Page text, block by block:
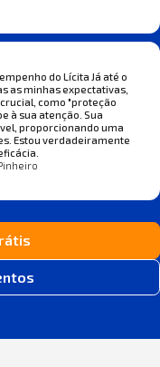
do Lícita Já até o
as minhas expectativas,
como "proteção
à sua atenção. Sua
proporcionando uma
Estou verdadeiramente